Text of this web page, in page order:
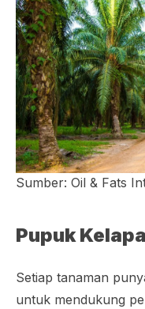
Sumber: Oil & Fats
Pupuk
Setiap tanaman
untuk mendukung